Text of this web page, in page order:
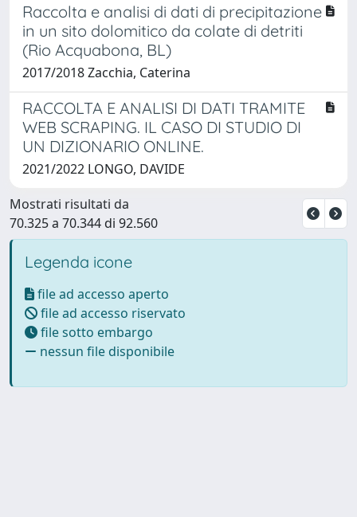
Raccolta e analisi di dati di precipitazione
in un sito dolomitico da colate di detriti
(Rio Acquabona, BL)
2017/2018 Zacchia, Caterina
RACCOLTA E ANALISI DI DATI TRAMITE
WEB SCRAPING. IL CASO DI STUDIO DI
UN DIZIONARIO ONLINE.
2021/2022 LONGO, DAVIDE
Mostrati risultati da
70.325 a 70.344 di 92.560
Legenda icone
file ad accesso aperto
file ad accesso riservato
file sotto embargo
nessun file disponibile